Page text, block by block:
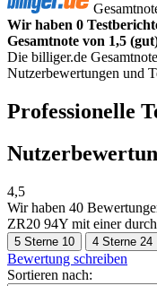
Wir haben 0
Gesamtnote von 1,5
Die billiger.de
Nutzerbewertungen und
Professionelle
4,5
Wir haben 40
ZR20 94Y mit einer
5 Sterne 10 4 Sterne 24
Bewertung schreiben
Sortieren nach: